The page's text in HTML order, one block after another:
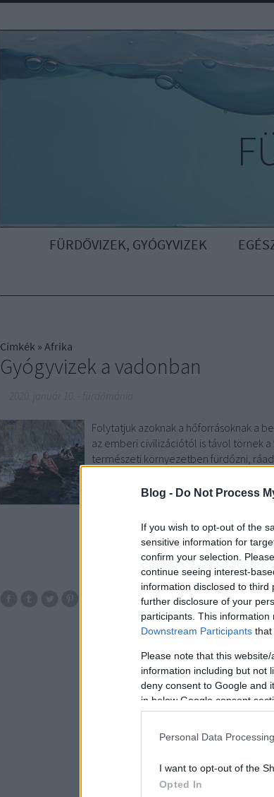
Blog - Do Not Process
If you wish to opt-out of the
sensitive information for
confirm your selection.
continue seeing interest-
information disclosed to
further disclosure of your
participants. This
Downstream Participants that
Please note that this
information including but not
deny consent to Google and
in below Google consent
Personal Data
I want to opt-out of the
Opted In
FÜRDŐVIZEK, GYÓGYVIZEK
Címkék » Afrika
Gyógyvizek a vadonban
Folytatjuk azoknak a hőforrásoknak a
az emberi civilizációtól is távol törnek
természeti környezetben fürdőzni,
TOVÁBB
történet érdekesség víz